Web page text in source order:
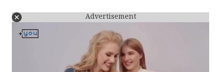
Advertisement